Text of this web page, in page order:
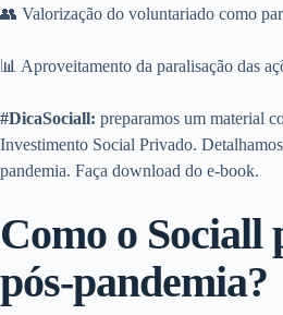
👥 Valorização do voluntariado como
📊 Aproveitamento da paralisação das
#DicaSociall: preparamos um material
Investimento Social Privado.
pandemia. Faça download do e-book.
Como o Sociall
pós-pandemia?